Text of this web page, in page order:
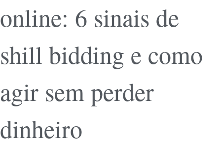
online: 6 sinais de
shill bidding e como
agir sem perder
dinheiro